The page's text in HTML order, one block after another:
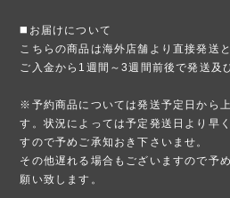
◼️お届けについて
こちらの商品は海外店舗より直接発送と
ご入金から1週間～3週間前後で発送及
※予約商品については発送予定日から
す。状況によっては予定発送日より早
すので予めご承知おき下さいませ。
その他遅れる場合もございますので予
願い致します。